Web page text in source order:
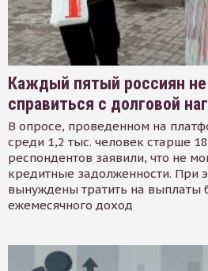
Каждый пятый россиян
справиться с долговой
В опросе, проведенном на
среди 1,2 тыс. человек старше
респондентов заявили, что не
кредитные задолженности. При
вынуждены тратить на выплаты
ежемесячного доход